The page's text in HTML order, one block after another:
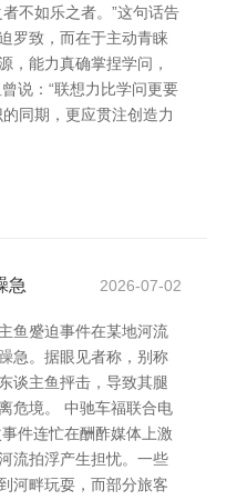
不如乐之者。”这句话告
罗致，而在于主动青睐
，能力真确掌捏学问，
说：“联想力比学问更要
同期，更应贯注创造力
急 2026-07-02
鱼蹙迫事件在某地河流
急。据眼见者称，别称
谈主鱼抨击，导致其腿
危境。 中驰车福联合电
件连忙在酬酢媒体上激
流拍浮产生担忧。一些
河畔玩耍，而部分旅客